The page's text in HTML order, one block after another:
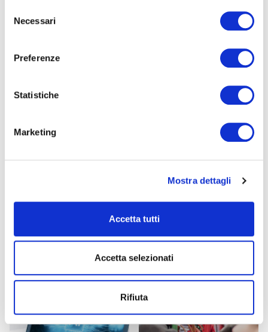
delNecessari
Preferenze
Statistiche
Marketing
Mostra dettagli
Accetta tutti
Accetta selezionati
Rifiuta
01/10/2026
Competenze digitali per la
cittadinanza
Strumenti digitali base per il
lavoro
Cablaggio di impianti elettrici
civili ed industriali